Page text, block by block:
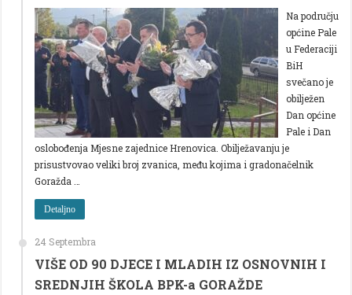
Na području
općine Pale
u Federaciji
BiH
svečano je
obilježen
Dan općine
Pale i Dan
oslobođenja Mjesne zajednice Hrenovica. Obilježavanju je
prisustvovao veliki broj zvanica, među kojima i gradonačelnik
Goražda …
Detaljno
24 Septembra
VIŠE OD 90 DJECE I MLADIH IZ OSNOVNIH I
SREDNJIH ŠKOLA BPK-a GORAŽDE